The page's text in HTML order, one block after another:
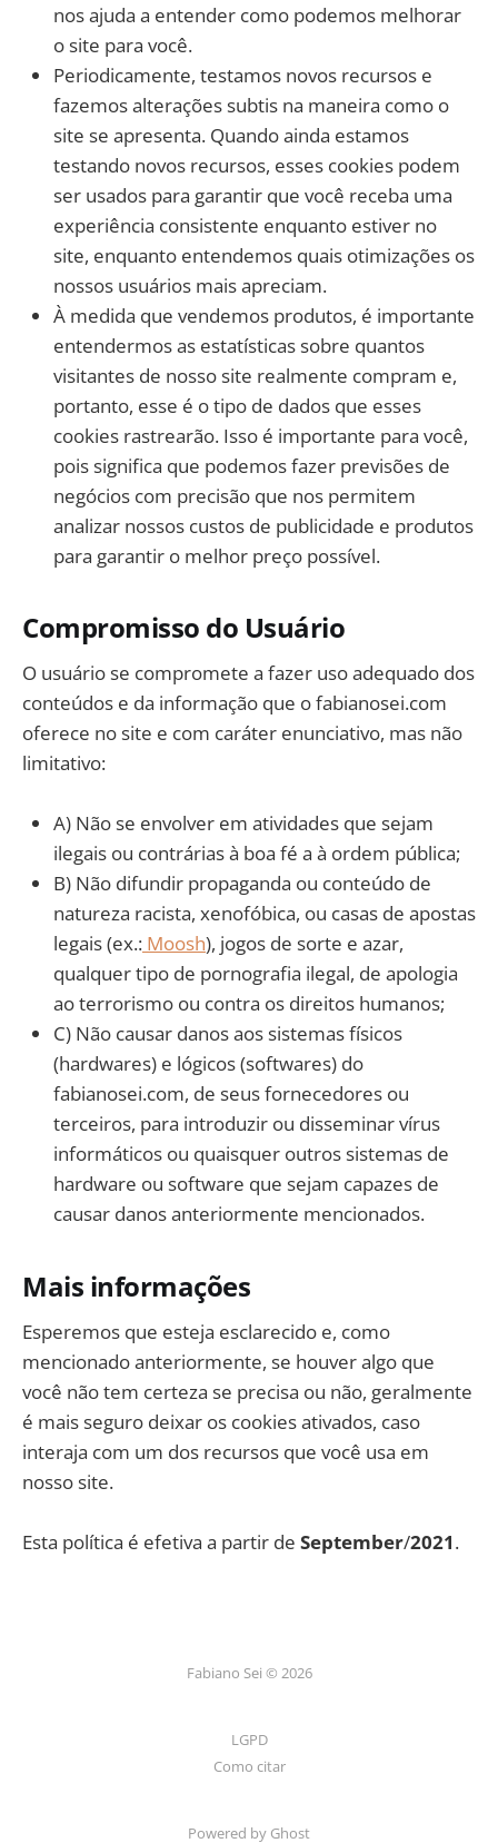
nos ajuda a entender como podemos melhorar
o site para você.
Periodicamente, testamos novos recursos e
fazemos alterações subtis na maneira como o
site se apresenta. Quando ainda estamos
testando novos recursos, esses cookies podem
ser usados ​​para garantir que você receba uma
experiência consistente enquanto estiver no
site, enquanto entendemos quais otimizações os
nossos usuários mais apreciam.
À medida que vendemos produtos, é importante
entendermos as estatísticas sobre quantos
visitantes de nosso site realmente compram e,
portanto, esse é o tipo de dados que esses
cookies rastrearão. Isso é importante para você,
pois significa que podemos fazer previsões de
negócios com precisão que nos permitem
analizar nossos custos de publicidade e produtos
para garantir o melhor preço possível.
Compromisso do Usuário
O usuário se compromete a fazer uso adequado dos
conteúdos e da informação que o fabianosei.com
oferece no site e com caráter enunciativo, mas não
limitativo:
A) Não se envolver em atividades que sejam
ilegais ou contrárias à boa fé a à ordem pública;
B) Não difundir propaganda ou conteúdo de
natureza racista, xenofóbica, ou casas de apostas
legais (ex.: Moosh), jogos de sorte e azar,
qualquer tipo de pornografia ilegal, de apologia
ao terrorismo ou contra os direitos humanos;
C) Não causar danos aos sistemas físicos
(hardwares) e lógicos (softwares) do
fabianosei.com, de seus fornecedores ou
terceiros, para introduzir ou disseminar vírus
informáticos ou quaisquer outros sistemas de
hardware ou software que sejam capazes de
causar danos anteriormente mencionados.
Mais informações
Esperemos que esteja esclarecido e, como
mencionado anteriormente, se houver algo que
você não tem certeza se precisa ou não, geralmente
é mais seguro deixar os cookies ativados, caso
interaja com um dos recursos que você usa em
nosso site.
Esta política é efetiva a partir de September/2021.
Fabiano Sei © 2026
LGPD
Como citar
Powered by Ghost